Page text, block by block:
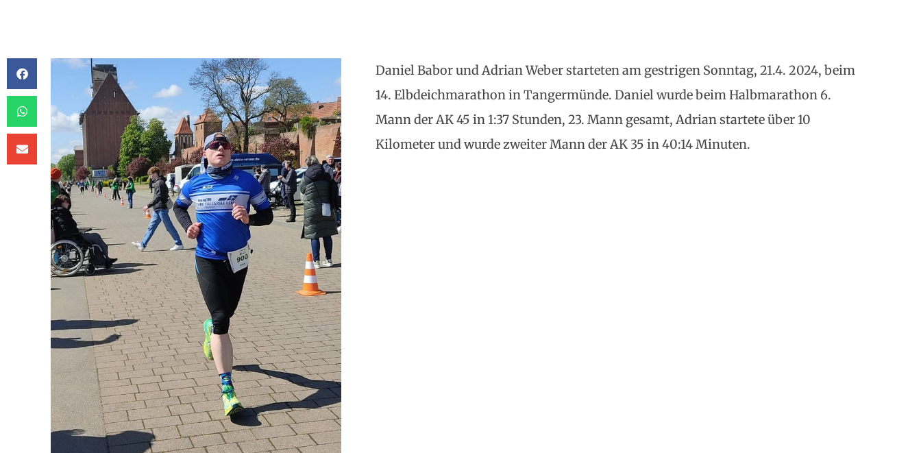
Daniel Babor und Adrian Weber starteten am gestrigen Sonntag, 21.4. 2024, beim
14. Elbdeichmarathon in Tangermünde. Daniel wurde beim Halbmarathon 6.
Mann der AK 45 in 1:37 Stunden, 23. Mann gesamt, Adrian startete über 10
Kilometer und wurde zweiter Mann der AK 35 in 40:14 Minuten.